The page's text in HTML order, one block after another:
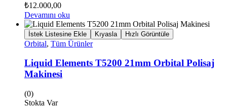
₺12.000,00
Devamını oku
İstek Listesine Ekle Kıyasla Hızlı Görüntüle
Orbital, Tüm Ürünler
Liquid Elements T5200 21mm Orbital Polisaj
Makinesi
(0)
Stokta Var